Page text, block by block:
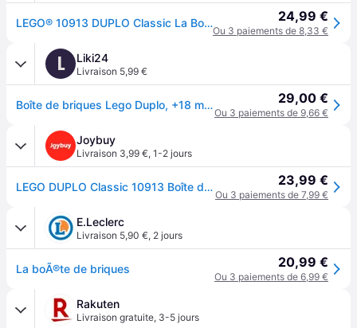
LEGO® 10913 DUPLO Classic La Boîte De Briques Jeu De Construction Avec Rangement Jouet éducatif pour Bébé de 1 an et plus - Jaune 24,99 €
Ou 3 paiements de 8,33 €
L Liki24
Livraison 5,99 €
Boîte de briques Lego Duplo, +18 mois, 10913, Lego 29,00 €
Ou 3 paiements de 9,66 €
Joybuy
Livraison 3,99 €, 1-2 jours
LEGO DUPLO Classic 10913 Boîte de briques 23,99 €
Ou 3 paiements de 7,99 €
E.Leclerc
Livraison 5,90 €, 2 jours
La boÃ®te de briques 20,99 €
Ou 3 paiements de 6,99 €
Rakuten
Livraison gratuite, 3-5 jours